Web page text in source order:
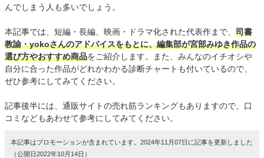
んでしまう人も多いでしょう。
本記事では、短編・長編、映画・ドラマ化された代表作まで、 司書
教諭・yokoさんのアドバイスをもとに、編集部が宮部みゆき作品の
選び方やおすすめ商品をご紹介します。また、みんなのイチオシや
自分に合った作品がどれかわかる診断チャートも付いているので、
ぜひ参考にしてみてください。
記事後半には、通販サイトの売れ筋ランキングもありますので、口
コミなどもあわせて参考にしてみてください。
本記事はプロモーションが含まれています。2024年11月07日に記事を更新しました
（公開日2022年10月14日）